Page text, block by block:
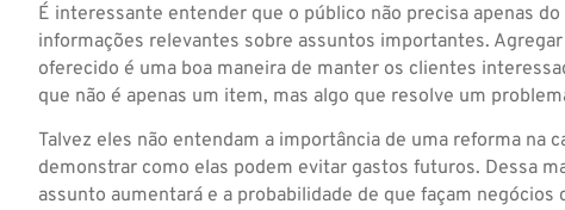
É interessante entender que o público não precisa apenas
informações relevantes sobre assuntos importantes.
oferecido é uma boa maneira de manter os clientes
que não é apenas um item, mas algo que resolve um
Talvez eles não entendam a importância de uma reforma na
demonstrar como elas podem evitar gastos futuros. Dessa
assunto aumentará e a probabilidade de que façam negócios